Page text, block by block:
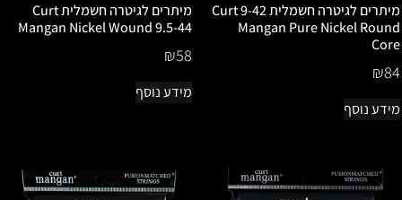
מיתרים לגיטרה חשמלית 9-42 Curt
Mangan Pure Nickel Round
Core
₪84
מידע נוסף
מיתרים לגיטרה חשמלית Curt
Mangan Nickel Wound 9.5-44
₪58
מידע נוסף